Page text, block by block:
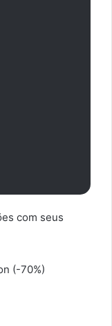
com seus
(-70%)